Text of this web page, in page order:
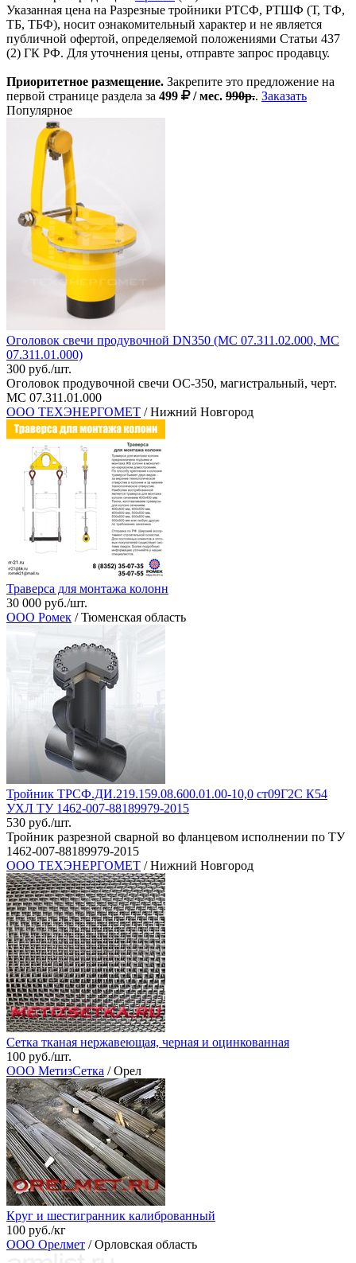
Указанная цена на Разрезные тройники РТСФ, РТШФ (Т, ТФ,
ТБ, ТБФ), носит ознакомительный характер и не является
публичной офертой, определяемой положениями Статьи 437
(2) ГК РФ. Для уточнения цены, отправте запрос продавцу.
Приоритетное размещение. Закрепите это предложение на
первой странице раздела за 499 / мес. 990р.. Заказать
Популярное
Оголовок свечи продувочной DN350 (МС 07.311.02.000, МС
07.311.01.000)
300 руб./шт.
Оголовок продувочной свечи ОС-350, магистральный, черт.
МС 07.311.01.000
ООО ТЕХЭНЕРГОМЕТ / Нижний Новгород
Траверса для монтажа колонн
30 000 руб./шт.
ООО Ромек / Тюменская область
Тройник ТРСФ.ДИ.219.159.08.600.01.00-10,0 ст09Г2С К54
УХЛ ТУ 1462-007-88189979-2015
530 руб./шт.
Тройник разрезной сварной во фланцевом исполнении по ТУ
1462-007-88189979-2015
ООО ТЕХЭНЕРГОМЕТ / Нижний Новгород
Сетка тканая нержавеющая, черная и оцинкованная
100 руб./шт.
ООО МетизСетка / Орел
Круг и шестигранник калиброванный
100 руб./кг
ООО Орелмет / Орловская область